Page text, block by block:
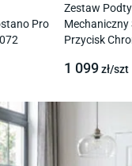
Pro
Zestaw
Mechaniczny
Przycisk
1 099zł/szt